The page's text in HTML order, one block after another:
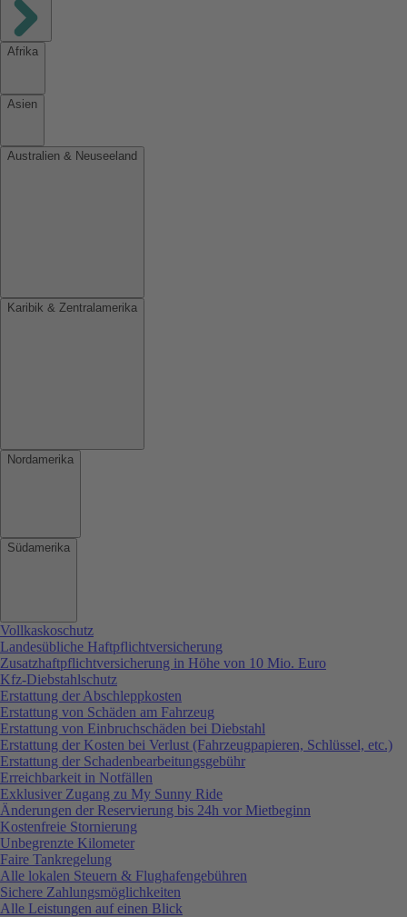
Afrika
Asien
Australien & Neuseeland
Karibik & Zentralamerika
Nordamerika
Südamerika
Vollkaskoschutz
Landesübliche Haftpflichtversicherung
Zusatzhaftpflichtversicherung in Höhe von 10 Mio. Euro
Kfz-Diebstahlschutz
Erstattung der Abschleppkosten
Erstattung von Schäden am Fahrzeug
Erstattung von Einbruchschäden bei Diebstahl
Erstattung der Kosten bei Verlust (Fahrzeugpapieren, Schlüssel, etc.)
Erstattung der Schadenbearbeitungsgebühr
Erreichbarkeit in Notfällen
Exklusiver Zugang zu My Sunny Ride
Änderungen der Reservierung bis 24h vor Mietbeginn
Kostenfreie Stornierung
Unbegrenzte Kilometer
Faire Tankregelung
Alle lokalen Steuern & Flughafengebühren
Sichere Zahlungsmöglichkeiten
Alle Leistungen auf einen Blick